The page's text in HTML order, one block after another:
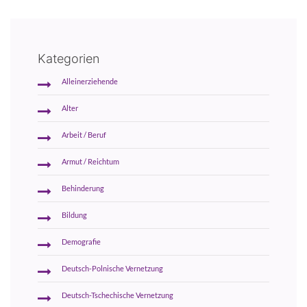
Kategorien
Alleinerziehende
Alter
Arbeit / Beruf
Armut / Reichtum
Behinderung
Bildung
Demografie
Deutsch-Polnische Vernetzung
Deutsch-Tschechische Vernetzung